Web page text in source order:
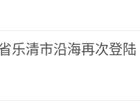
乐清市沿海再次登陆